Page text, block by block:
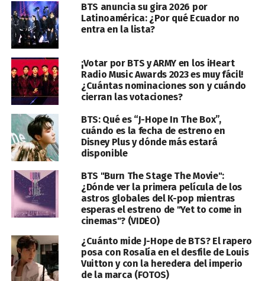
BTS anuncia su gira 2026 por
Latinoamérica: ¿Por qué Ecuador no
entra en la lista?
¡Votar por BTS y ARMY en los iHeart
Radio Music Awards 2023 es muy fácil!
¿Cuántas nominaciones son y cuándo
cierran las votaciones?
BTS: Qué es “J-Hope In The Box”,
cuándo es la fecha de estreno en
Disney Plus y dónde más estará
disponible
BTS "Burn The Stage The Movie":
¿Dónde ver la primera película de los
astros globales del K-pop mientras
esperas el estreno de "Yet to come in
cinemas"? (VIDEO)
¿Cuánto mide J-Hope de BTS? El rapero
posa con Rosalía en el desfile de Louis
Vuitton y con la heredera del imperio
de la marca (FOTOS)